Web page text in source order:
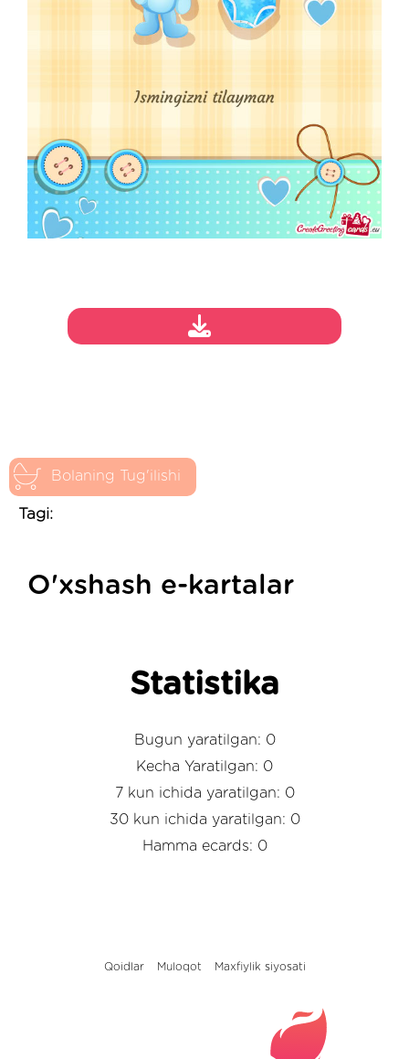
Bolaning Tug'ilishi
Tagi:
O'xshash e-kartalar
Statistika
Bugun yaratilgan: 0
Kecha Yaratilgan: 0
7 kun ichida yaratilgan: 0
30 kun ichida yaratilgan: 0
Hamma ecards: 0
Qoidlar Muloqot Maxfiylik siyosati